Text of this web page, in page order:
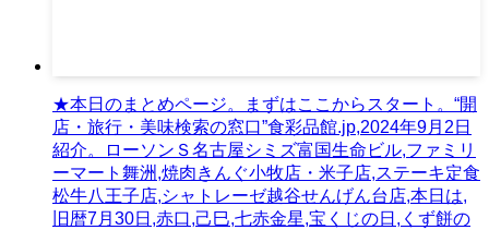
★本日のまとめページ。まずはここからスタート。“開
店・旅行・美味検索の窓口”食彩品館.jp,2024年9月2日
紹介。ローソンＳ名古屋シミズ富国生命ビル,ファミリ
ーマート舞洲,焼肉きんぐ小牧店・米子店,ステーキ定食
松牛八王子店,シャトレーゼ越谷せんげん台店,本日は,
旧暦7月30日,赤口,己巳,七赤金星,宝くじの日,くず餅の